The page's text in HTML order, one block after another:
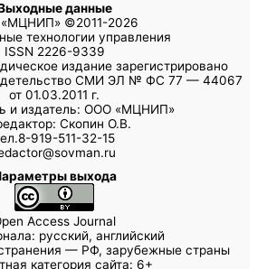
данные
©2011-2026
технологии управления
ISSN 2226-9339
издание зарегистрировано
СМИ ЭЛ № ФС 77 — 44067
от 01.03.2011 г.
и издатель: ООО «МЦНИП»
Скопин О.В.
919-511-32-15
выхода
Access Journal
русский, английский
— РФ, зарубежные страны
категория сайта: 6+